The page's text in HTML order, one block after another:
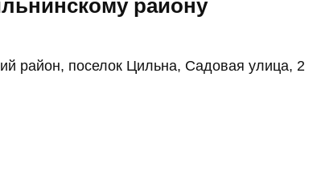
району
район, поселок Цильна, Садовая улица, 2